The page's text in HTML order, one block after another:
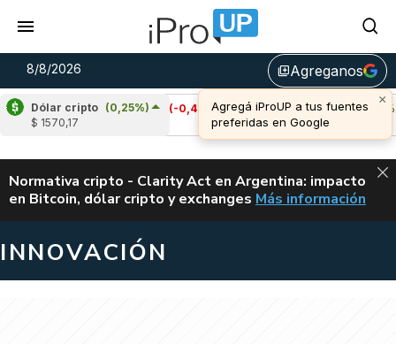
8/8/2026 library_addAgreganos
Dólar cripto (0,25%)
$ 1570,17
Cardano (-0,44%)
u$s 0,20
Avalanche (1,90%)
u$s 6,52
ALERTA
Normativa cripto - Clarity Act en Argentina: impacto
en Bitcoin, dólar cripto y exchanges CLARITY ACT EN
Más información
INNOVACIÓN